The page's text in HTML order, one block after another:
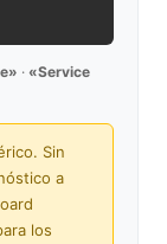
· «Service
Sin
a
los